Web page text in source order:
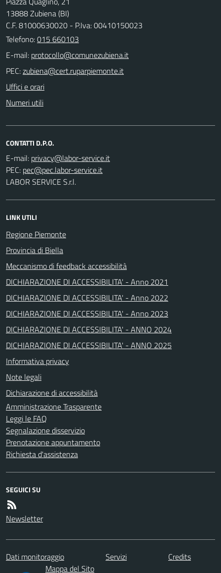
13888 Zubiena (BI)
C.F. 81000630020 - P.Iva: 00410150023
Telefono:015 660103
E-mail:
PEC:
Uffici e orari
Numeri utili
CONTATTI D.P.O.
E-mail:
PEC:
LABOR SERVICE S.r.l.
LINK UTILI
Regione Piemonte
Provincia di Biella
Meccanismo di feedback accessibilità
DICHIARAZIONE DI ACCESSIBILITA' - Anno 2021
DICHIARAZIONE DI ACCESSIBILITA' - Anno 2022
DICHIARAZIONE DI ACCESSIBILITA' - Anno 2023
DICHIARAZIONE DI ACCESSIBILITA' - ANNO 2024
DICHIARAZIONE DI ACCESSIBILITA' - ANNO 2025
Informativa privacy
Note legali
Dichiarazione di accessibilità
Amministrazione Trasparente
Leggi le FAQ
Segnalazione disservizio
Prenotazione appuntamento
Richiesta d'assistenza
SEGUICI SU
Newsletter
Dati monitoraggio Servizi
Credits
Mappa del Sito